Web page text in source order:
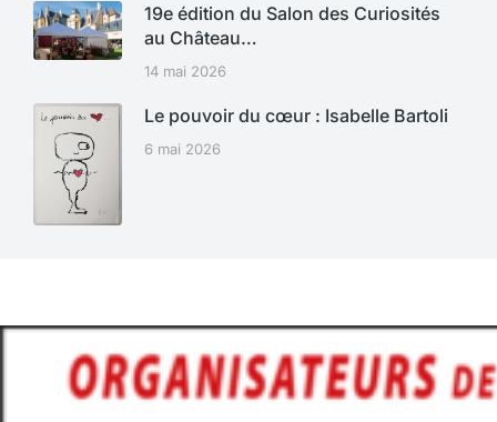
19e édition du Salon des Curiosités
au Château…
14 mai 2026
Le pouvoir du cœur : Isabelle Bartoli
6 mai 2026